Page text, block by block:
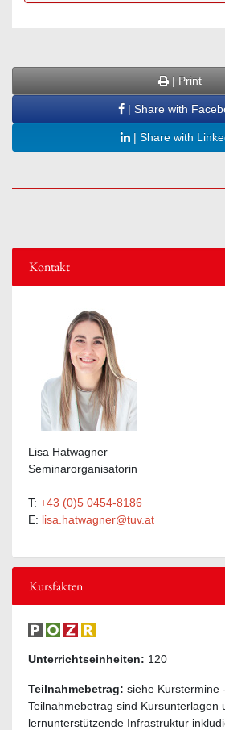
| Print
| Share with
| Share with
Kontakt
Lisa Hatwagner
Seminarorganisatorin
T: +43 (0)5 0454-8186
E: lisa.hatwagner@tuv.at
Kursfakten
Unterrichtseinheiten: 120
Teilnahmebetrag: siehe Kurstermine
Teilnahmebetrag sind Kursunterlagen
lernunterstützende Infrastruktur